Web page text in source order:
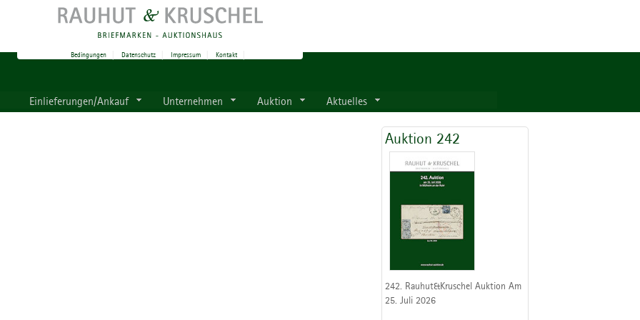
Bedingungen| Datenschutz| Impressum| Kontakt|
Einlieferungen/Ankauf Unternehmen Auktion Aktuelles
Auktion 242
242. Rauhut&Kruschel Auktion Am
25. Juli 2026